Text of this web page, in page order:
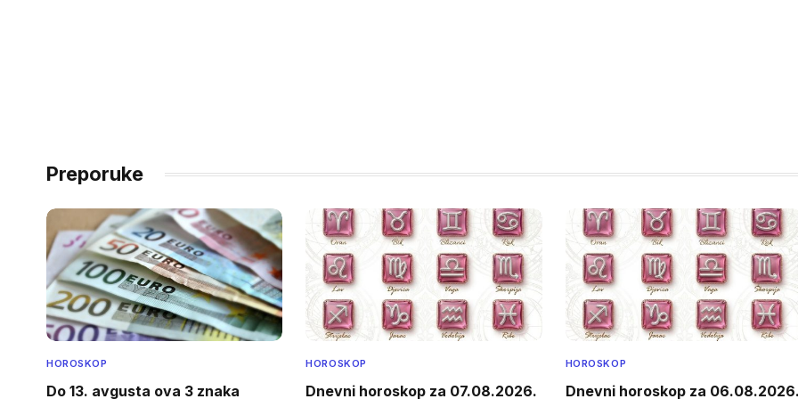
Preporuke
HOROSKOP
Do 13. avgusta ova 3 znaka
HOROSKOP
Dnevni horoskop za 07.08.2026.
HOROSKOP
Dnevni horoskop za